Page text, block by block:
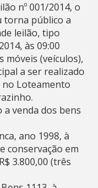
nº 001/2014, o
torna público a
leilão, tipo
às 09:00
móveis (veículos),
a ser realizado
no Loteamento
venda dos bens
ano 1998, à
conservação em
3.800,00 (três